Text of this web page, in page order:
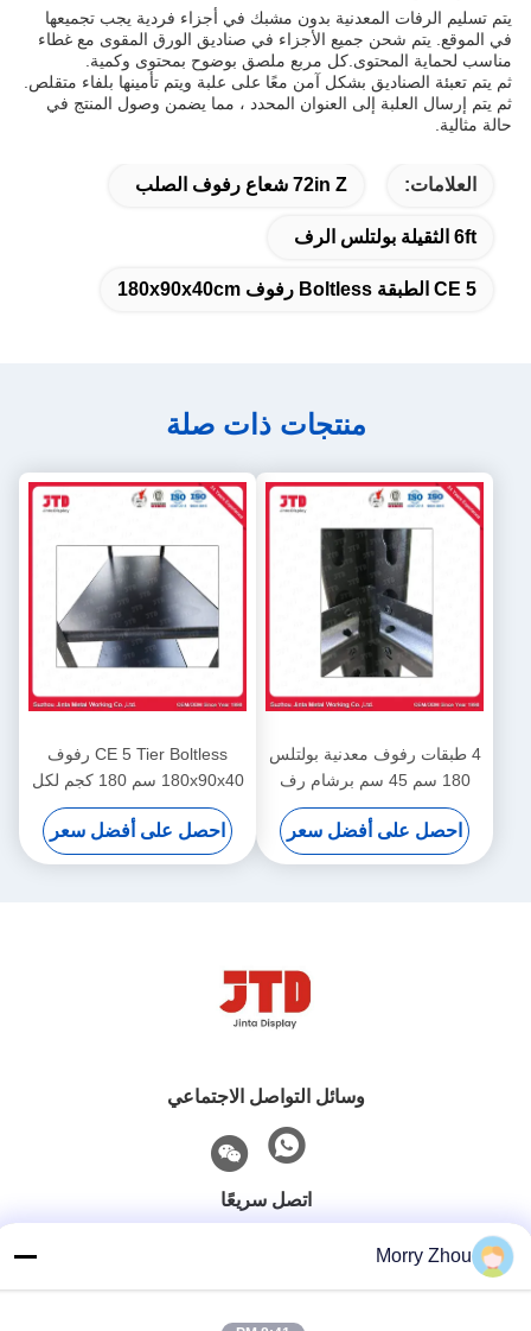
يتم تسليم الرفات المعدنية بدون مشبك في أجزاء فردية يجب تجميعها
في الموقع. يتم شحن جميع الأجزاء في صناديق الورق المقوى مع غطاء
مناسب لحماية المحتوى.كل مربع ملصق بوضوح بمحتوى وكمية.
ثم يتم تعبئة الصناديق بشكل آمن معًا على علبة ويتم تأمينها بلفاء متقلص.
ثم يتم إرسال العلبة إلى العنوان المحدد ، مما يضمن وصول المنتج في
حالة مثالية.
العلامات: 72in Z شعاع رفوف الصلب
6ft الثقيلة بولتلس الرف
CE 5 الطبقة Boltless رفوف 180x90x40cm
منتجات ذات صلة
4 طبقات رفوف معدنية بولتلس
180 سم 45 سم برشام رف
رفوف فولاذية
احصل على أفضل سعر
CE 5 Tier Boltless رفوف
180x90x40 سم 180 كجم لكل
طبقة في المرآب
احصل على أفضل سعر
وسائل التواصل الاجتماعي
اتصل سريعًا
هاتف
Morry Zhou